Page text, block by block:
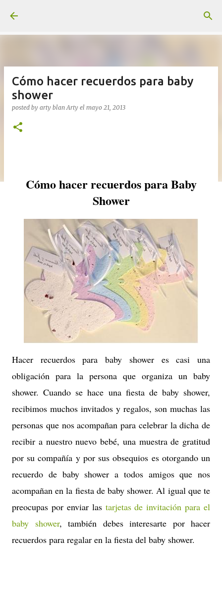
Cómo hacer recuerdos para baby
shower
posted by arty blanArty el mayo 21, 2013
Cómo hacer recuerdos para Baby
Shower
Hacer recuerdos para baby shower es casi una
obligación para la persona que organiza un baby
shower. Cuando se hace una fiesta de baby shower,
recibimos muchos invitados y regalos, son muchas las
personas que nos acompañan para celebrar la dicha de
recibir a nuestro nuevo bebé, una muestra de gratitud
por su compañía y por sus obsequios es otorgando un
recuerdo de baby shower a todos amigos que nos
acompañan en la fiesta de baby shower. Al igual que te
preocupas por enviar las tarjetas de invitaciónpara el
baby shower, también debes interesarte por hacer
recuerdos para regalar en la fiesta del baby shower.